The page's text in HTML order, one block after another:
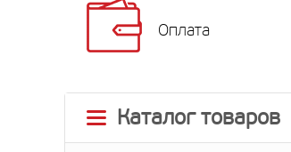
Оплата
Каталог товаров